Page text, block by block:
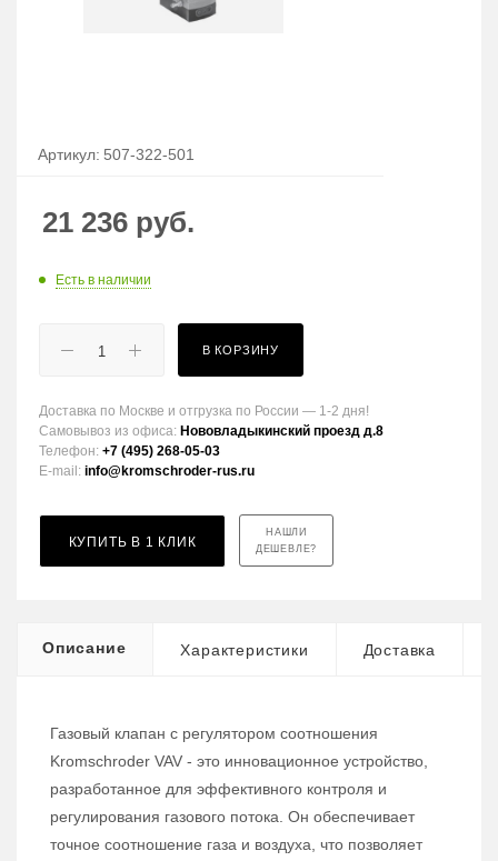
Артикул: 507-322-501
21 236 руб.
Есть в наличии
В КОРЗИНУ
Доставка по Москве и отгрузка по России — 1-2 дня!
Самовывоз из офиса: Нововладыкинский проезд д.8
Телефон: +7 (495) 268-05-03
E-mail: info@kromschroder-rus.ru
КУПИТЬ В 1 КЛИК
НАШЛИ
ДЕШЕВЛЕ?
Описание Характеристики Доставка
Газовый клапан с регулятором соотношения
Kromschroder VAV - это инновационное устройство,
разработанное для эффективного контроля и
регулирования газового потока. Он обеспечивает
точное соотношение газа и воздуха, что позволяет